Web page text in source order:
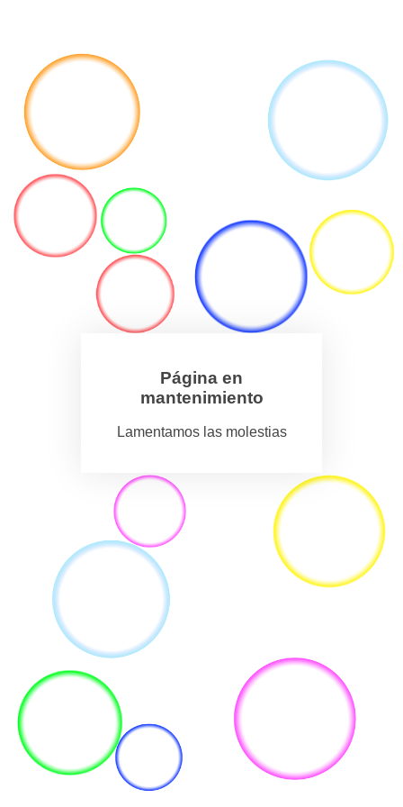
Página en
mantenimiento
Lamentamos las molestias